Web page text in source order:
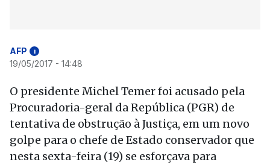
AFP i
19/05/2017 - 14:48
O presidente Michel Temer foi acusado pela
Procuradoria-geral da República (PGR) de
tentativa de obstrução à Justiça, em um novo
golpe para o chefe de Estado conservador que
nesta sexta-feira (19) se esforçava para